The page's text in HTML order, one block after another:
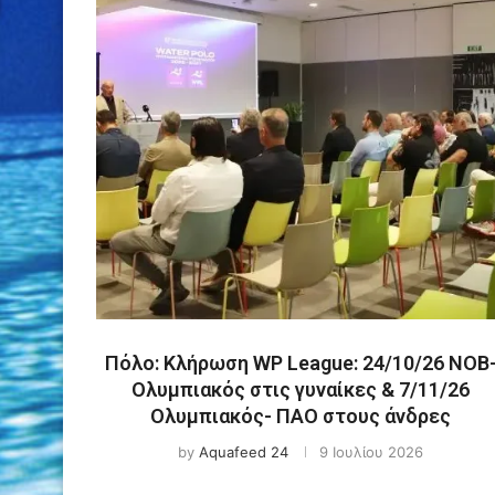
Πόλο: Κλήρωση WP League: 24/10/26
Ολυμπιακός στις γυναίκες & 7/11/26
Ολυμπιακός- ΠΑΟ στους άνδρες
by Aquafeed 24 9 Ιουλίου 2026